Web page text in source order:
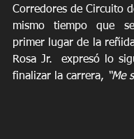
Corredores de Circuito
mismo tiempo que
primer lugar de la
Rosa Jr.  expresó lo
finalizar la carrera, “Me